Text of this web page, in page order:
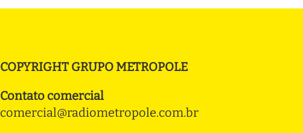
COPYRIGHT GRUPO METROPOLE
Contato comercial
comercial@radiometropole.com.br